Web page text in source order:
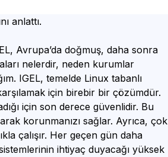
anlattı.
Avrupa’da doğmuş, daha sonra
nelerdir, neden kurumlar
IGEL, temelde Linux tabanlı
için birebir bir çözümdür.
için son derece güvenlidir. Bu
korunmanızı sağlar. Ayrıca, çok
çalışır. Her geçen gün daha
ihtiyaç duyacağı yüksek